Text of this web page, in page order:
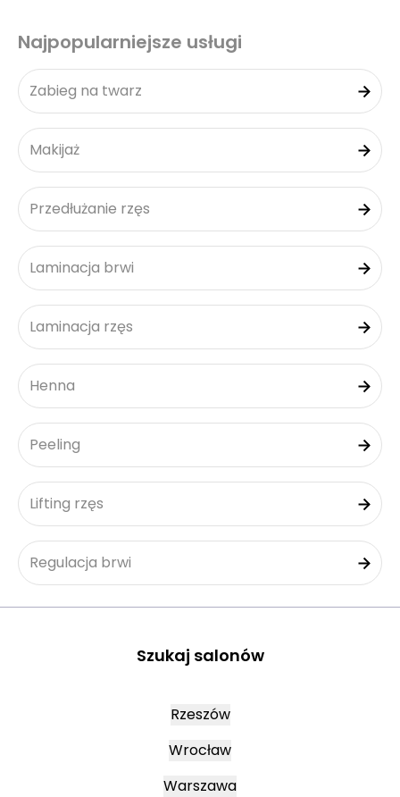
Najpopularniejsze usługi
Zabieg na twarz
Makijaż
Przedłużanie rzęs
Laminacja brwi
Laminacja rzęs
Henna
Peeling
Lifting rzęs
Regulacja brwi
Szukaj salonów
Rzeszów
Wrocław
Warszawa